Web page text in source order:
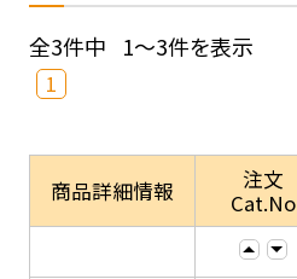
全3件中 1～3件を表示
1
商品詳細情報
注文
Cat.No